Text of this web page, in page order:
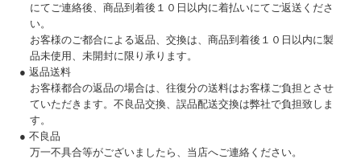
にてご連絡後、商品到着後１０日以内に着払いにてご返送くださ
い。
お客様のご都合による返品、交換は、商品到着後１０日以内に製
品未使用、未開封に限り承ります。
● 返品送料
お客様都合の返品の場合は、往復分の送料はお客様ご負担とさせ
ていただきます。不良品交換、誤品配送交換は弊社で負担致しま
す。
● 不良品
万一不具合等がございましたら、当店へご連絡ください。